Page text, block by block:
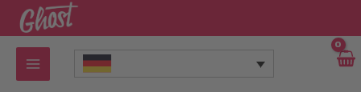
Zum
Inhalt
springen